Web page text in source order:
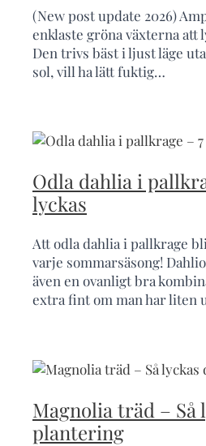
(New post update 2026)
enklaste gröna växterna att
Den trivs bäst i ljust läge
sol, vill ha lätt fuktig…
Odla dahlia i
lyckas
Att odla dahlia i pallkrage
varje sommarsäsong!
även en ovanligt bra
extra fint om man har liten
Magnolia träd – Så
plantering